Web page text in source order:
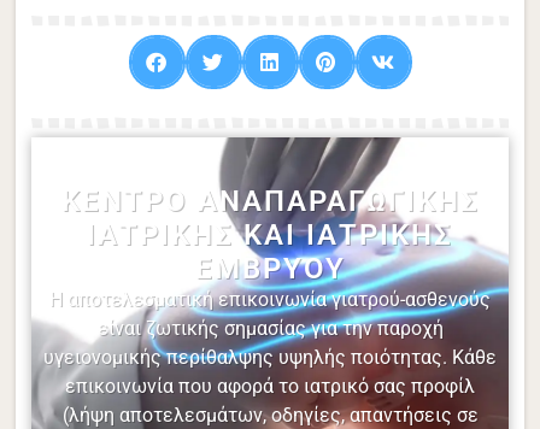
ΚΈΝΤΡΟ ΑΝΑΠΑΡΑΓΩΓΙΚΉΣ
ΙΑΤΡΙΚΉΣ ΚΑΙ ΙΑΤΡΙΚΉΣ
ΕΜΒΡΎΟΥ
Η αποτελεσματική επικοινωνία γιατρού-ασθενούς
είναι ζωτικής σημασίας για την παροχή
υγειονομικής περίθαλψης υψηλής ποιότητας. Κάθε
επικοινωνία που αφορά το ιατρικό σας προφίλ
(λήψη αποτελεσμάτων, οδηγίες, απαντήσεις σε